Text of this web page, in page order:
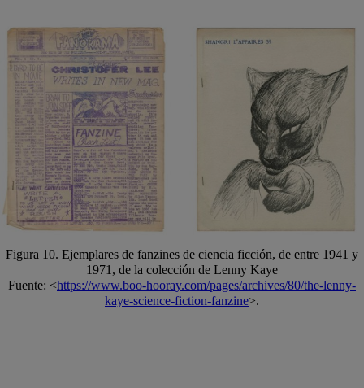
Figura 10. Ejemplares de fanzines de ciencia ficción, de entre 1941 y
1971, de la colección de Lenny Kaye
Fuente: <https://www.boo-hooray.com/pages/archives/80/the-lenny-
kaye-science-fiction-fanzine>.